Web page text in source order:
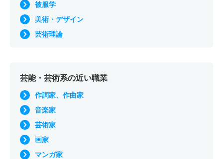
被服学
美術・デザイン
芸術理論
芸能・芸術系の近い職業
作詞家、作曲家
音楽家
芸術家
画家
マンガ家